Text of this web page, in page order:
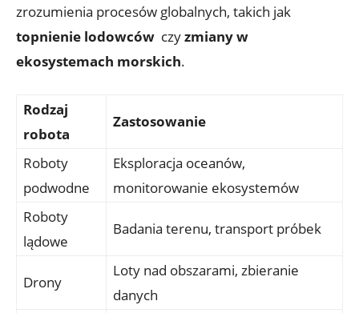
zrozumienia procesów globalnych, takich jak ‍
topnienie​ lodowców ​ czyzmiany w
ekosystemach⁢ morskich.
Rodzaj
robota
Zastosowanie
Roboty
podwodne
Eksploracja oceanów,
monitorowanie ⁣ekosystemów
Roboty⁣
lądowe
Badania terenu, transport próbek
Drony
Loty ​nad⁣ obszarami, ‌zbieranie
danych